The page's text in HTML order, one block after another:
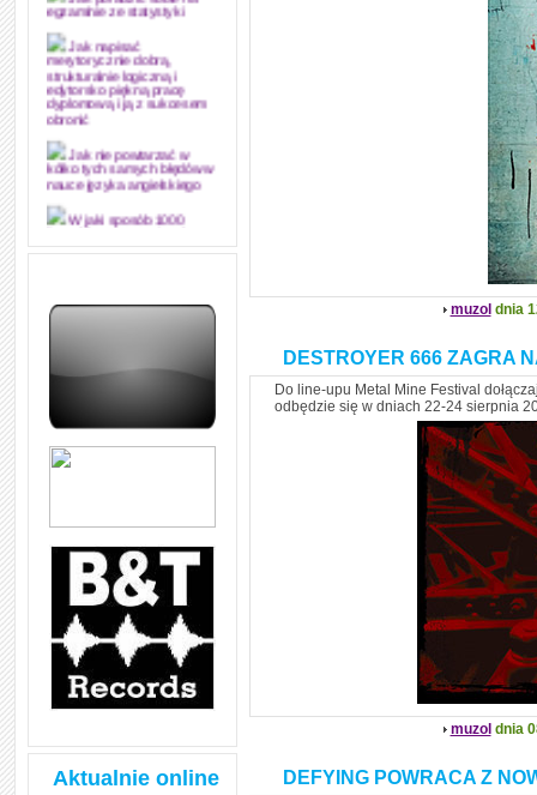
Jak poradzić sobie na
egzaminie ze statystyki
Jak napisać
merytorycznie dobrą,
strukturalnie logiczną i
edytorsko piękną pracę
dyplomową i ją z sukcesem
obronić
Jak nie powtarzać w
kółko tych samych błędów w
nauce języka angielskiego
W jaki sposób 1000
formuł konwersacyjnych
dzięki którym łatwiej je
W końcu ktoś po ludzku i
zrozumiale wytłumaczył, na
czym polega mowa zależna
(reported speech) w języku
szybciej i więcej, ale nie
Aktualnie online
muzol dnia
DESTROYER 666 ZAGRA
Do line-upu Metal Mine Festival
odbędzie się w dniach 22-24 sierpnia
muzol dnia
DEFYING POWRACA Z